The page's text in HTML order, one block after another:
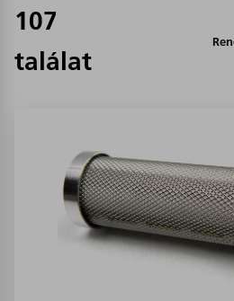
107
találat